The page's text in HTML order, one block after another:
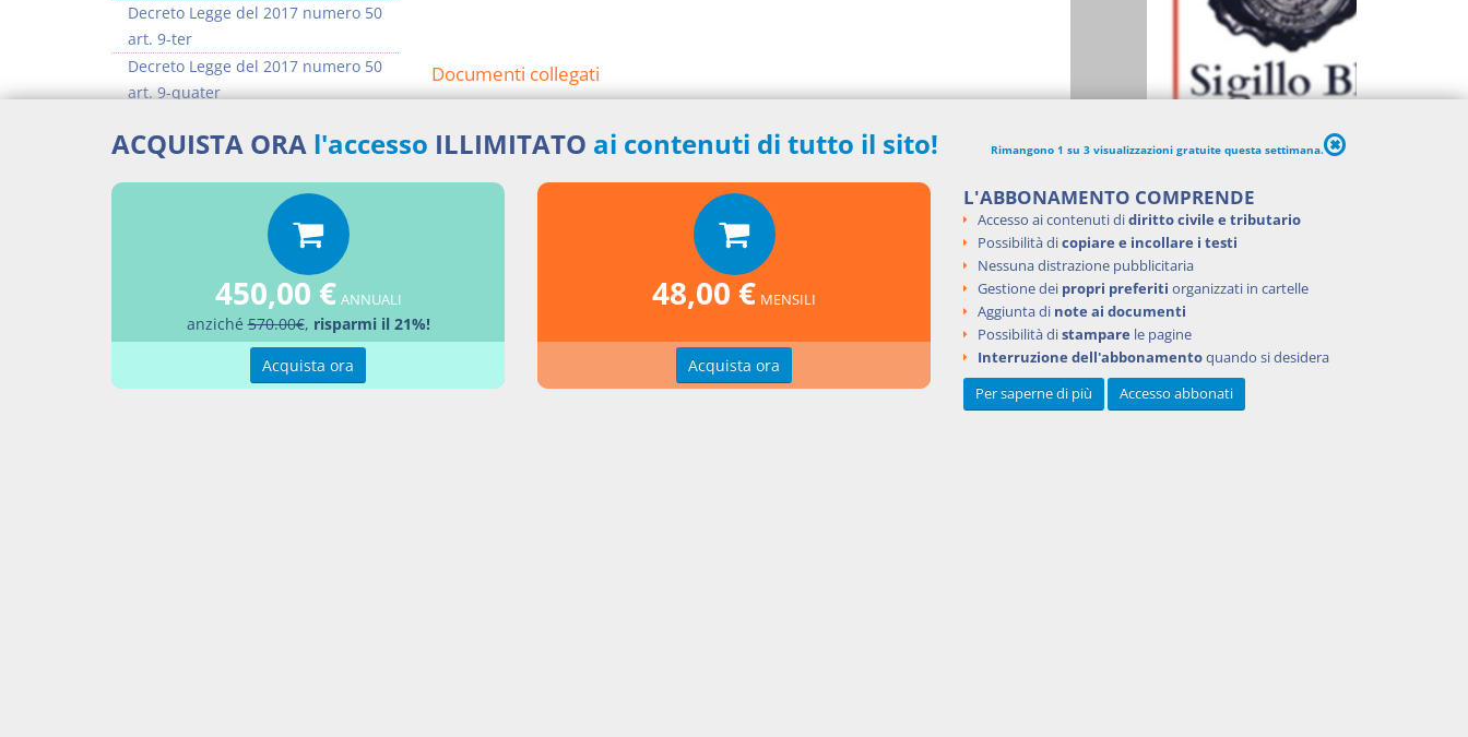
Documenti collegati
50
Decreto Legge del 2017 numero 50
art. 9-ter
Decreto Legge del 2017 numero 50
art. 9-quater
art. 10
ACQUISTA ORA l'accesso ILLIMITATO ai contenuti di tutto il sito! Rimangono 1 su 3 visualizzazioni gratuite questa settimana.
450,00 € ANNUALI
anziché570.00€, risparmi il 21%!
Acquista ora
48,00 € MENSILI
Acquista ora
L'ABBONAMENTO COMPRENDE
Accesso ai contenuti didiritto civile e tributario
Possibilità dicopiare e incollare i testi
Nessuna distrazione pubblicitaria
Gestione dei propri preferiti organizzati in cartelle
Aggiunta di note ai documenti
Possibilità distampare le pagine
Interruzione dell'abbonamentoquando si desidera
Per saperne di più
Accesso abbonati